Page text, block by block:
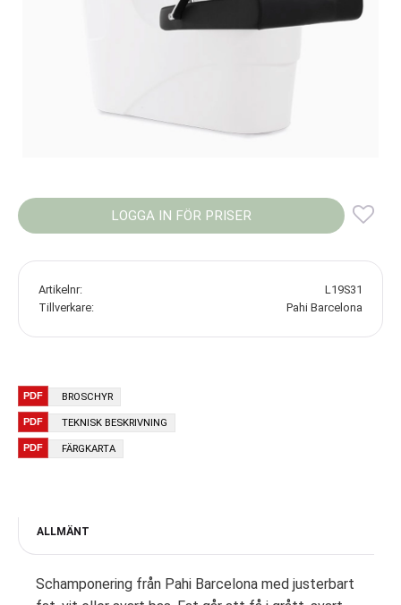
LOGGA IN FÖR PRISER
Artikelnr
L19S31
Tillverkare
Pahi Barcelona
BROSCHYR
TEKNISK BESKRIVNING
FÄRGKARTA
ALLMÄNT
Schamponering från Pahi Barcelona med justerbart